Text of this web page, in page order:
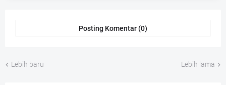
Posting Komentar (0)
Lebih baru Lebih lama